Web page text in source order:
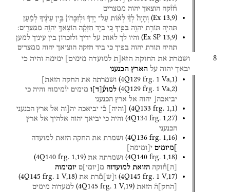
ח֯ז֯קה הוצאך יהוה ממצרים
(Ex 13,9) וְהָיָה֩ לְךָ֨ לְא֜וֹת עַל־ יָדְךָ֗ וּלְזִכָּרוֹן֙ בֵּ֣ין עֵינֶ֔יךָ לְמַ֗עַן
תִּהְיֶ֛ה תּוֹרַ֥ת יְהוָ֖ה בְּפִ֑יךָ כִּ֚י בְּיָ֣ד חֲזָקָ֔ה הוֹצִֽאֲךָ֥ יְהֹוָ֖ה מִמִּצְרָֽיִם׃
(Ex SP 13,9) והיו לך לאות על ידיך ולזכרון בין עיניך למען
תהיה תורת יהוה בפיך כי ביד חזקה הוציאך יהוה ממצרים
8 ושמרת את החוקה הזא[ת למועדה מימים] ימימה והיה כי
יבאך יהוה על הארץ הכנעני
(4Q129 frg. 1 Va,1) ושמרתה את החקה הזאת]
(4Q129 frg. 1 Va,2) למוע֯ ד ו מימים יו֯מימוה והיה כי
יביאכה[
יהוה אל ארץ הכנעני
(4Q133 frg. 1,1) והיה כ֯י יביאכה יה[וה אל ארץ הכנעני
(4Q134 frg. 1,27) והיה כי יביאך יהוה אלהיך אל ארץ
הכנעני
(4Q136 frg. 1,16) ושמרת את החקה הזאת למועדה
]מיומים י ומימה
(4Q140 frg. 1,18) ושמרתה את (4Q140 frg. 1,19)
ה ח֯וקה הזואת למועדוה מ יומי ם יומימוה
(4Q145 frg. 1 V,17) ו ש מ֯רת את (4Q145 frg. 1 V,18)
החק ה֯ הזאת (4Q145 frg. 1 V,19) למעדוה מימים